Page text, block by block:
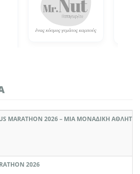
MARATHON 2026 – ΜΙΑ ΜΟΝΑΔΙΚΉ
2026